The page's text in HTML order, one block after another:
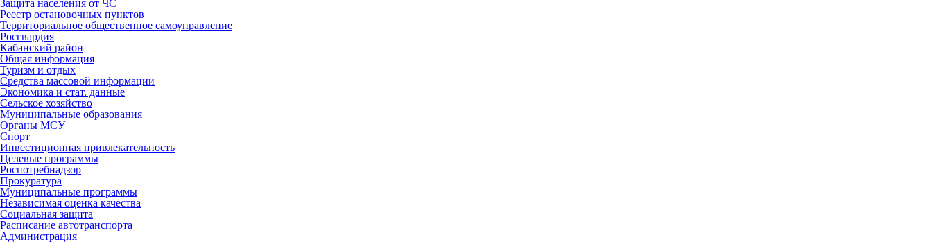
Защита населения от ЧС
Реестр остановочных пунктов
Территориальное общественное самоуправление
Росгвардия
Кабанский район
Общая информация
Туризм и отдых
Средства массовой информации
Экономика и стат. данные
Сельское хозяйство
Муниципальные образования
Органы МСУ
Спорт
Инвестиционная привлекательность
Целевые программы
Роспотребнадзор
Прокуратура
Муниципальные программы
Независимая оценка качества
Социальная защита
Расписание автотранспорта
Администрация